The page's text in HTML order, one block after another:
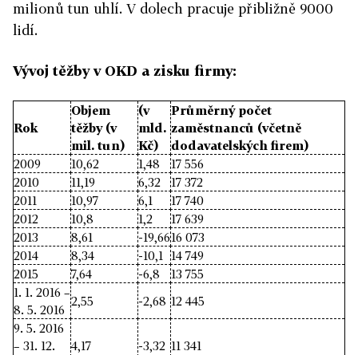
milionů tun uhlí. V dolech pracuje přibližně 9000
lidí.
Vývoj těžby v OKD a zisku firmy:
Rok
Objem
těžby (v
mil. tun)
(v
mld.
Kč)
Průměrný počet
zaměstnanců (včetně
dodavatelských firem)
2009
10,62 1,48
17 556
2010
11,19 6,32
17 372
2011
10,97 6,1
17 740
2012
10,8 1,2
17 639
2013
8,61 -19,6616 073
2014
8,34 -10,1
14 749
2015
7,64 -6,8
13 755
1. 1. 2016 –
8. 5. 2016
2,55 -2,68 12 445
9. 5. 2016
– 31. 12.
4,17 -3,32 11 341